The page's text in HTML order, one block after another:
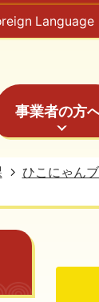
Language
事業者の方
ひこにゃん